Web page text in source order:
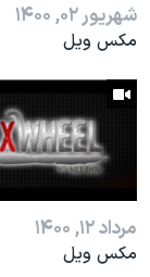
شهریور ۰۲, ۱۴۰۰
مکس ویل
مرداد ۱۲, ۱۴۰۰
مکس ویل